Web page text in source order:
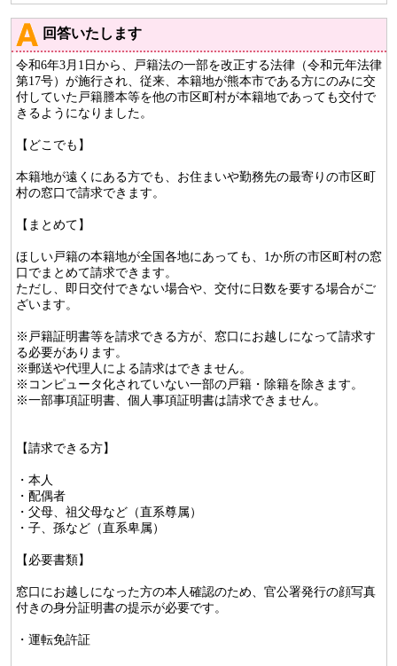
回答いたします
令和6年3月1日から、戸籍法の一部を改正する法律（令和元年法律
第17号）が施行され、従来、本籍地が熊本市である方にのみに交
付していた戸籍謄本等を他の市区町村が本籍地であっても交付で
きるようになりました。
【どこでも】
本籍地が遠くにある方でも、お住まいや勤務先の最寄りの市区町
村の窓口で請求できます。
【まとめて】
ほしい戸籍の本籍地が全国各地にあっても、1か所の市区町村の窓
口でまとめて請求できます。
ただし、即日交付できない場合や、交付に日数を要する場合がご
ざいます。
※戸籍証明書等を請求できる方が、窓口にお越しになって請求す
る必要があります。
※郵送や代理人による請求はできません。
※コンピュータ化されていない一部の戸籍・除籍を除きます。
※一部事項証明書、個人事項証明書は請求できません。
【請求できる方】
・本人
・配偶者
・父母、祖父母など（直系尊属）
・子、孫など（直系卑属）
【必要書類】
窓口にお越しになった方の本人確認のため、官公署発行の顔写真
付きの身分証明書の提示が必要です。
・運転免許証